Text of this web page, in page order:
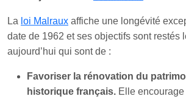
La loi Malraux affiche une longévité
date de 1962 et ses objectifs sont restés
aujourd’hui qui sont de :
Favoriser la rénovation du
historique français. Elle